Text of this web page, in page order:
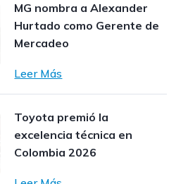
MG nombra a Alexander
Hurtado como Gerente de
Mercadeo
Leer Más
Toyota premió la
excelencia técnica en
Colombia 2026